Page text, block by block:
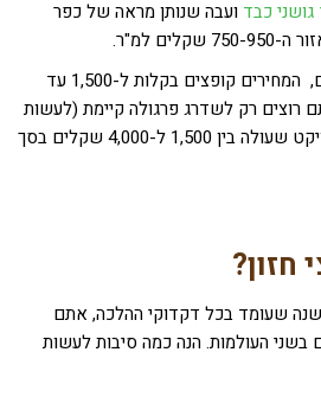
גושני כבד ועבה שנותן מראה של כפר
למ"ר.
אם נשווה את זה לאלומיניום, המחירים קופצים בקלות ל-1,500 עד
רוצים רק לשדרג פרגולה קיימת (לעשות
גג נשלף), זה בדרך כלל פרויקט שעולה בין 1,500 ל-4,000 שקלים בסך
חזון?
שעומד בכל דקדוקי ההלכה, אתם
בשני העולמות. הנה כמה סיבות לעשות